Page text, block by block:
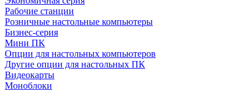
Рабочие станции
Розничные настольные компьютеры
Бизнес-серия
Мини ПК
Опции для настольных компьютеров
Другие опции для настольных ПК
Видеокарты
Моноблоки